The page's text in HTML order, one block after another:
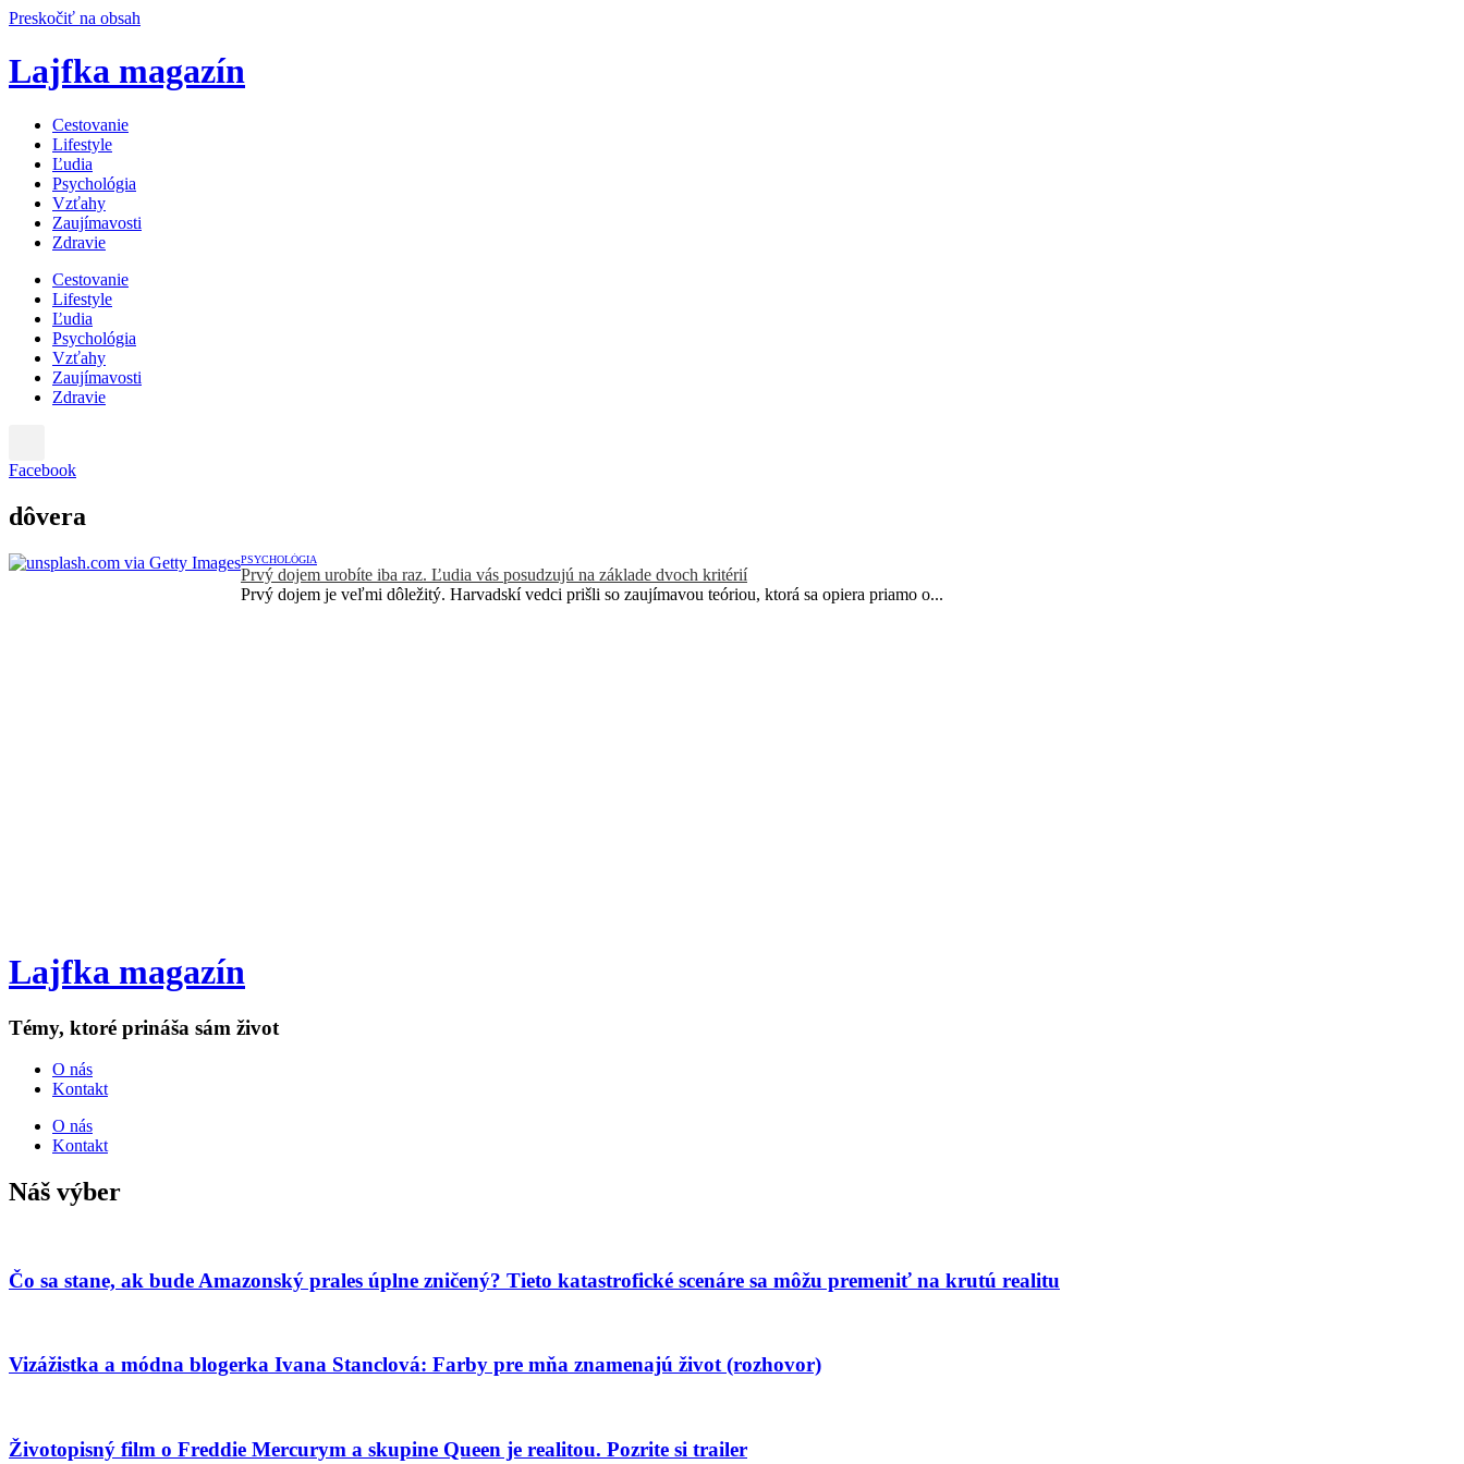
Preskočiť na obsah
Lajfka magazín
Cestovanie
Lifestyle
Ľudia
Psychológia
Vzťahy
Zaujímavosti
Zdravie
Cestovanie
Lifestyle
Ľudia
Psychológia
Vzťahy
Zaujímavosti
Zdravie
Facebook
dôvera
PSYCHOLÓGIA
Prvý dojem urobíte iba raz. Ľudia vás posudzujú na základe dvoch kritérií
Prvý dojem je veľmi dôležitý. Harvadskí vedci prišli so zaujímavou teóriou, ktorá sa opiera priamo o...
Lajfka magazín
Témy, ktoré prináša sám život
O nás
Kontakt
O nás
Kontakt
Náš výber
Čo sa stane, ak bude Amazonský prales úplne zničený? Tieto katastrofické scenáre sa môžu premeniť na krutú realitu
Vizážistka a módna blogerka Ivana Stanclová: Farby pre mňa znamenajú život (rozhovor)
Životopisný film o Freddie Mercurym a skupine Queen je realitou. Pozrite si trailer